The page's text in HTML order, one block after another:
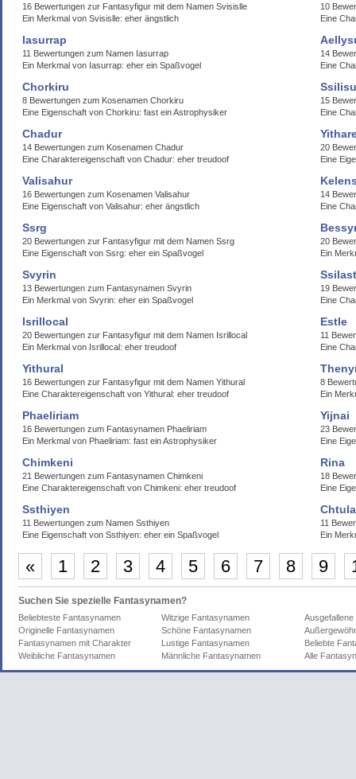
16 Bewertungen zur Fantasyfigur mit dem Namen Svisislle
Ein Merkmal von Svisislle: eher ängstlich
10
Eine
Iasurrap
11 Bewertungen zum Namen Iasurrap
Ein Merkmal von Iasurrap: eher ein Spaßvogel
14
Eine
Chorkiru
8 Bewertungen zum Kosenamen Chorkiru
Eine Eigenschaft von Chorkiru: fast ein Astrophysiker
15
Eine
Chadur
14 Bewertungen zum Kosenamen Chadur
Eine Charaktereigenschaft von Chadur: eher treudoof
20
Eine
Valisahur
16 Bewertungen zum Kosenamen Valisahur
Eine Eigenschaft von Valisahur: eher ängstlich
14
Eine
Ssrg
20 Bewertungen zur Fantasyfigur mit dem Namen Ssrg
Eine Eigenschaft von Ssrg: eher ein Spaßvogel
20
Ein
Svyrin
13 Bewertungen zum Fantasynamen Svyrin
Ein Merkmal von Svyrin: eher ein Spaßvogel
Ssilast
19
Eine
Isrillocal
20 Bewertungen zur Fantasyfigur mit dem Namen Isrillocal
Ein Merkmal von Isrillocal: eher treudoof
Estle
11
Eine
Yithural
16 Bewertungen zur Fantasyfigur mit dem Namen Yithural
Eine Charaktereigenschaft von Yithural: eher treudoof
8
Ein
Phaeliriam
16 Bewertungen zum Fantasynamen Phaeliriam
Ein Merkmal von Phaeliriam: fast ein Astrophysiker
Yijnai
23
Eine
Chimkeni
21 Bewertungen zum Fantasynamen Chimkeni
Eine Charaktereigenschaft von Chimkeni: eher treudoof
Rina
18
Eine
Ssthiyen
11 Bewertungen zum Namen Ssthiyen
Eine Eigenschaft von Ssthiyen: eher ein Spaßvogel
11
Ein
« 1 2 3 4 5 6 7 8 9
Suchen Sie spezielle Fantasynamen?
Beliebteste Fantasynamen Witzige Fantasynamen
Originelle Fantasynamen
Schöne Fantasynamen
Fantasynamen mit Charakter
Lustige Fantasynamen
Beliebte
Weibliche Fantasynamen
Männliche Fantasynamen Alle